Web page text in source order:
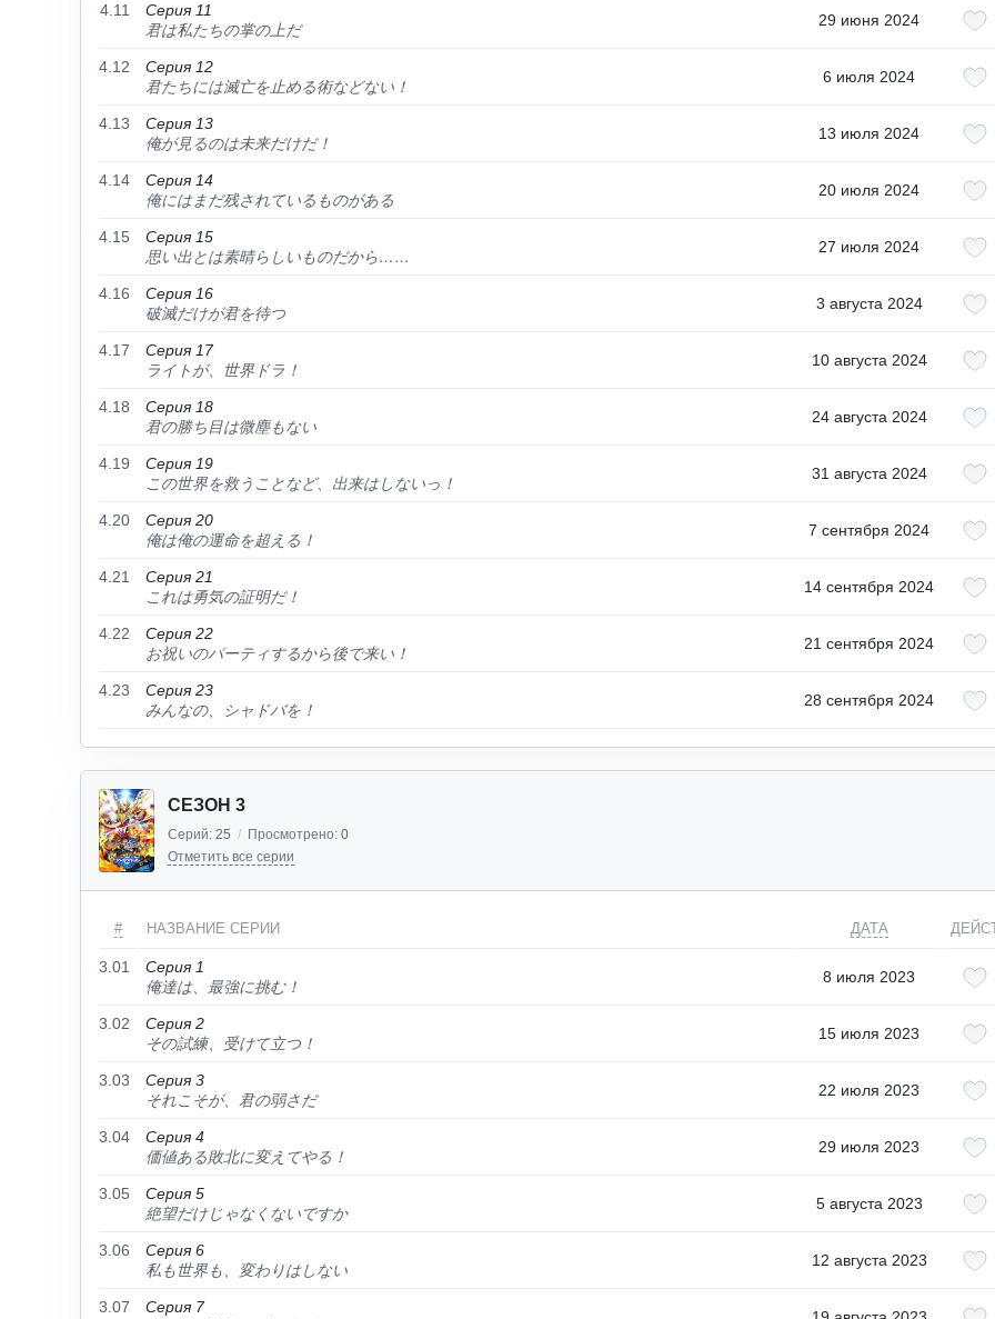
4.11
Серия 11
君は私たちの掌の上だ
29 июня 2024
4.12
Серия 12
君たちには滅亡を止める術などない！
6 июля 2024
4.13
Серия 13
俺が見るのは未来だけだ！
13 июля 2024
4.14
Серия 14
俺にはまだ残されているものがある
20 июля 2024
4.15
Серия 15
思い出とは素晴らしいものだから……
27 июля 2024
4.16
Серия 16
破滅だけが君を待つ
3 августа 2024
4.17
Серия 17
ライトが、世界ドラ！
10 августа 2024
4.18
Серия 18
君の勝ち目は微塵もない
24 августа 2024
4.19
Серия 19
この世界を救うことなど、出来はしないっ！
31 августа 2024
4.20
Серия 20
俺は俺の運命を超える！
7 сентября 2024
4.21
Серия 21
これは勇気の証明だ！
14 сентября 2024
4.22
Серия 22
お祝いのパーティするから後で来い！
21 сентября 2024
4.23
Серия 23
みんなの、シャドバを！
28 сентября 2024
СЕЗОН 3
Серий: 25 / Просмотрено: 0
Отметить все серии
# НАЗВАНИЕ СЕРИИ ДАТА
3.01
Серия 1
俺達は、最強に挑む！
8 июля 2023
3.02
Серия 2
その試練、受けて立つ！
15 июля 2023
3.03
Серия 3
それこそが、君の弱さだ
22 июля 2023
3.04
Серия 4
価値ある敗北に変えてやる！
29 июля 2023
3.05
Серия 5
絶望だけじゃなくないですか
5 августа 2023
3.06
Серия 6
私も世界も、変わりはしない
12 августа 2023
3.07
Серия 7